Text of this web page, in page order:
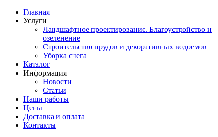
Главная
Услуги
Ландшафтное проектирование. Благоустройство и
озеленение
Строительство прудов и декоративных водоемов
Уборка снега
Каталог
Информация
Новости
Статьи
Наши работы
Цены
Доставка и оплата
Контакты